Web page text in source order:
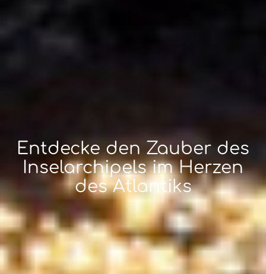
Entdecke den Zauber des
Inselarchipels im Herzen
des Atlantiks